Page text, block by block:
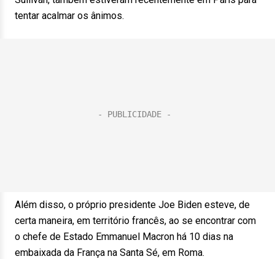
tentar acalmar os ânimos.
Além disso, o próprio presidente Joe Biden esteve, de
certa maneira, em território francês, ao se encontrar com
o chefe de Estado Emmanuel Macron há 10 dias na
embaixada da França na Santa Sé, em Roma.